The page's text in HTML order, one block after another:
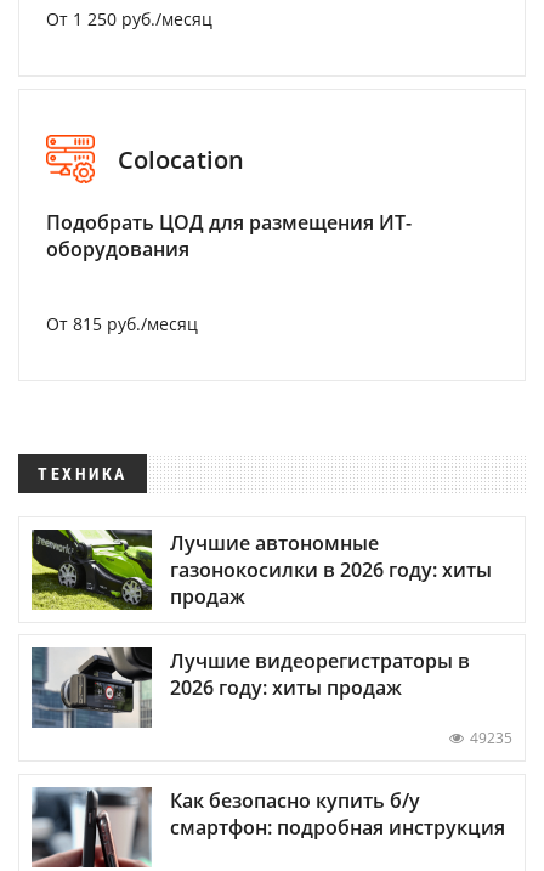
От 1 250 руб./месяц
Colocation
Подобрать ЦОД для размещения ИТ-
оборудования
От 815 руб./месяц
ТЕХНИКА
Лучшие автономные
газонокосилки в 2026 году: хиты
продаж
Лучшие видеорегистраторы в
2026 году: хиты продаж
49235
Как безопасно купить б/у
смартфон: подробная инструкция